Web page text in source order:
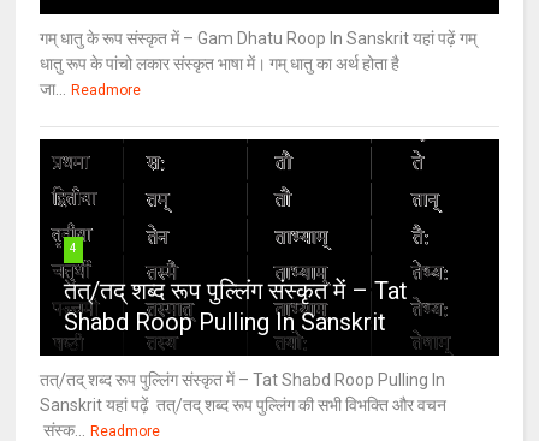
गम् धातु के रूप संस्कृत में – Gam Dhatu Roop In Sanskrit यहां पढ़ें गम्
धातु रूप के पांचो लकार संस्कृत भाषा में। गम् धातु का अर्थ होता है
जा...
Readmore
4
तत्/तद् शब्द रूप पुल्लिंग संस्कृत में – Tat
Shabd Roop Pulling In Sanskrit
तत्/तद् शब्द रूप पुल्लिंग संस्कृत में – Tat Shabd Roop Pulling In
Sanskrit यहां पढ़ें तत्/तद् शब्द रूप पुल्लिंग की सभी विभक्ति और वचन
संस्क...
Readmore